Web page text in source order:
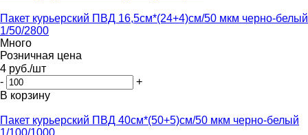
Пакет курьерский ПВД 16,5см*(24+4)см/50 мкм черно-белый
1/50/2800
Много
Розничная цена
4 руб./шт
-
+
В корзину
Пакет курьерский ПВД 40см*(50+5)см/50 мкм черно-белый
1/100/1000